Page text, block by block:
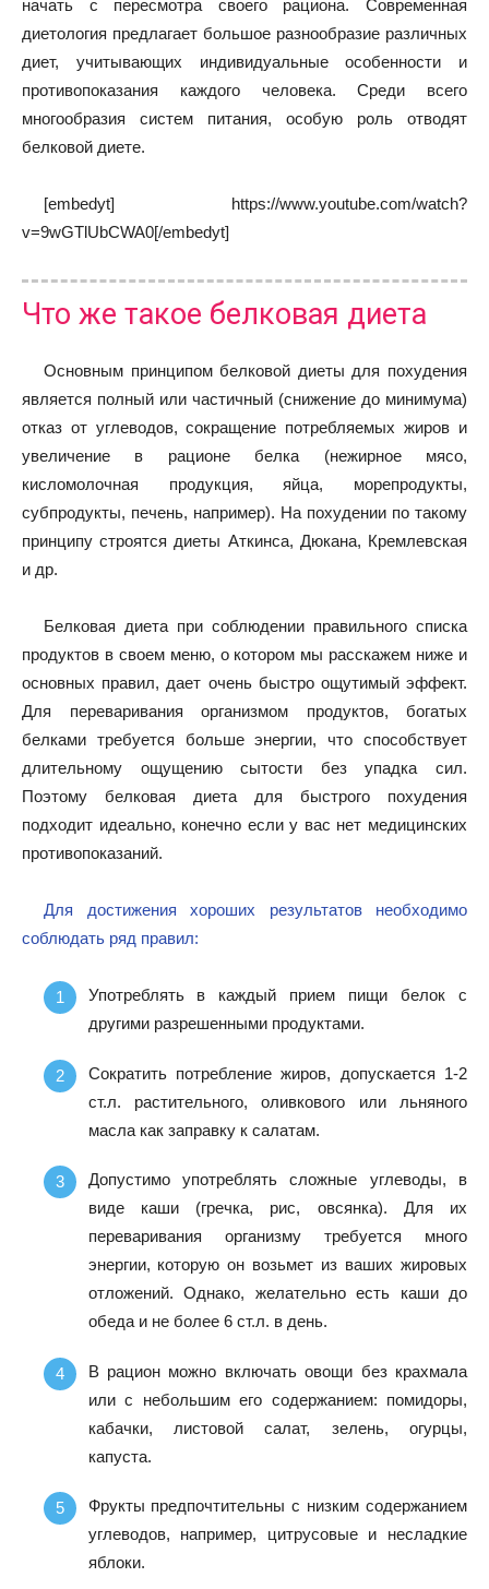
начать с пересмотра своего рациона. Современная
диетология предлагает большое разнообразие различных
диет, учитывающих индивидуальные особенности и
противопоказания каждого человека. Среди всего
многообразия систем питания, особую роль отводят
белковой диете.
[embedyt] https://www.youtube.com/watch?
v=9wGTlUbCWA0[/embedyt]
Что же такое белковая диета
Основным принципом белковой диеты для похудения
является полный или частичный (снижение до минимума)
отказ от углеводов, сокращение потребляемых жиров и
увеличение в рационе белка (нежирное мясо,
кисломолочная продукция, яйца, морепродукты,
субпродукты, печень, например). На похудении по такому
принципу строятся диеты Аткинса, Дюкана, Кремлевская
и др.
Белковая диета при соблюдении правильного списка
продуктов в своем меню, о котором мы расскажем ниже и
основных правил, дает очень быстро ощутимый эффект.
Для переваривания организмом продуктов, богатых
белками требуется больше энергии, что способствует
длительному ощущению сытости без упадка сил.
Поэтому белковая диета для быстрого похудения
подходит идеально, конечно если у вас нет медицинских
противопоказаний.
Для достижения хороших результатов необходимо
соблюдать ряд правил:
Употреблять в каждый прием пищи белок с
другими разрешенными продуктами.
Сократить потребление жиров, допускается 1-2
ст.л. растительного, оливкового или льняного
масла как заправку к салатам.
Допустимо употреблять сложные углеводы, в
виде каши (гречка, рис, овсянка). Для их
переваривания организму требуется много
энергии, которую он возьмет из ваших жировых
отложений. Однако, желательно есть каши до
обеда и не более 6 ст.л. в день.
В рацион можно включать овощи без крахмала
или с небольшим его содержанием: помидоры,
кабачки, листовой салат, зелень, огурцы,
капуста.
Фрукты предпочтительны с низким содержанием
углеводов, например, цитрусовые и несладкие
яблоки.